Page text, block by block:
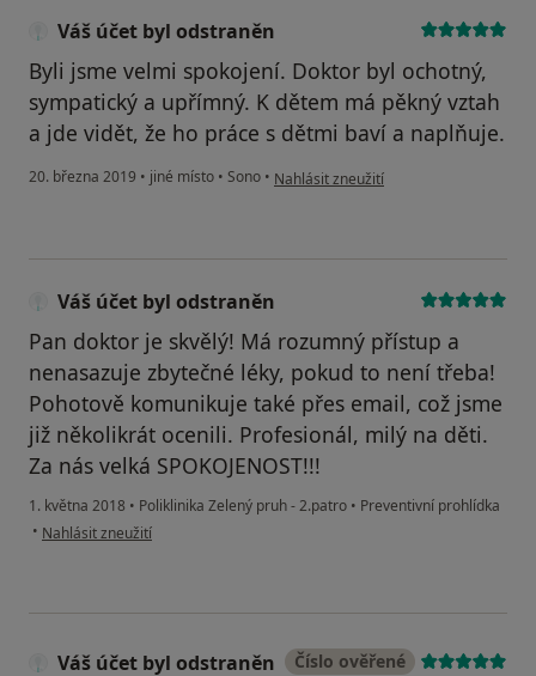
Váš účet byl odstraněn
Byli jsme velmi spokojení. Doktor byl ochotný,
sympatický a upřímný. K dětem má pěkný vztah
a jde vidět, že ho práce s dětmi baví a naplňuje.
20. března 2019 • jiné místo • Sono • podle názoru uživatele Váš účet byl
Nahlásit zneužití
Váš účet byl odstraněn
Pan doktor je skvělý! Má rozumný přístup a
nenasazuje zbytečné léky, pokud to není třeba!
Pohotově komunikuje také přes email, což jsme
již několikrát ocenili. Profesionál, milý na děti.
Za nás velká SPOKOJENOST!!!
1. května 2018 • Poliklinika Zelený pruh - 2.patro • Preventivní prohlídka
• podle názoru uživatele Váš účet byl odstraněn
Nahlásit zneužití
Váš účet byl odstraněn Číslo ověřené